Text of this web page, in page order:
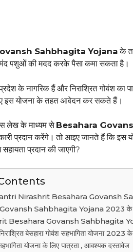
Sahbhagita Yojana के
पशुओं की मदद करके पैसा कमा सकता है।
के नागरिक हैं और निराश्रित गोवंश का
इस योजना के तहत आवेदन कर सकते हैं।
लेख के माध्यम सेBesahara
प्रदान करेंगे। तो आइए जानते हैं कि इस
सहायता प्रदान की जाएगी?
Nirashrit Besahara Govansh
Sahbhagita Yojana 2023 के
Besahara Govansh Sahbhagita
बेसहारा गोवंश सहभागिता योजना 2023
योजना के लिए पात्रता , आवश्यक दस्तावेज